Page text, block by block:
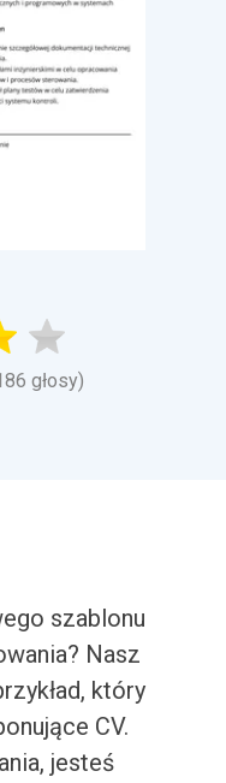
głosy)
szablonu
Nasz
który
CV.
jesteś